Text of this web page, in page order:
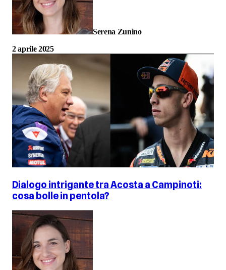
Serena Zunino
2 aprile 2025
Dialogo intrigante tra Acosta a Campinoti:
cosa bolle in pentola?